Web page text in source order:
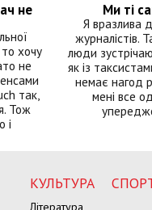
не
хочу
не
так,
Тож
і
Ми ті
Я вразлива
журналістів.
люди
як із
немає нагод
мені все
КУЛЬТУРА
Література